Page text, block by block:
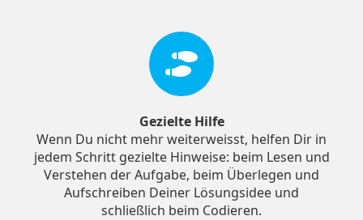
Gezielte Hilfe
Wenn Du nicht mehr weiterweisst, helfen Dir in
jedem Schritt gezielte Hinweise: beim Lesen und
Verstehen der Aufgabe, beim Überlegen und
Aufschreiben Deiner Lösungsidee und
schließlich beim Codieren.